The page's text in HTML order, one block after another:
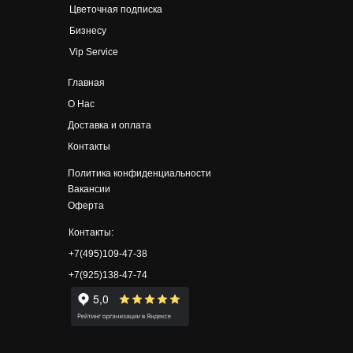
Контакты:
+7(495)109-47-38
+7(925)138-47-74
Политика конфиденциальности
Вакансии
Оферта
Цветочная подписка
Бизнесу
Vip Service
Главная
О Нас
Доставка и оплата
Контакты